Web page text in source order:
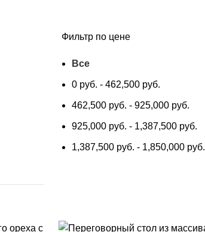
Фильтр по цене
Все
0 руб. - 462,500 руб.
462,500 руб. - 925,000 руб.
925,000 руб. - 1,387,500 руб.
1,387,500 руб. - 1,850,000 руб.